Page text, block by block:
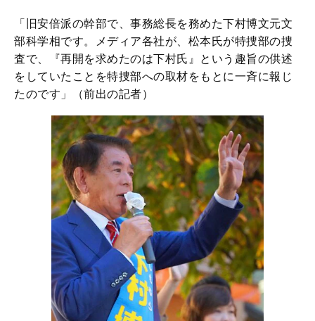
「旧安倍派の幹部で、事務総長を務めた下村博文元文
部科学相です。メディア各社が、松本氏が特捜部の捜
査で、『再開を求めたのは下村氏』という趣旨の供述
をしていたことを特捜部への取材をもとに一斉に報じ
たのです」（前出の記者）